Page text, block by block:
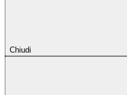
Chiudi